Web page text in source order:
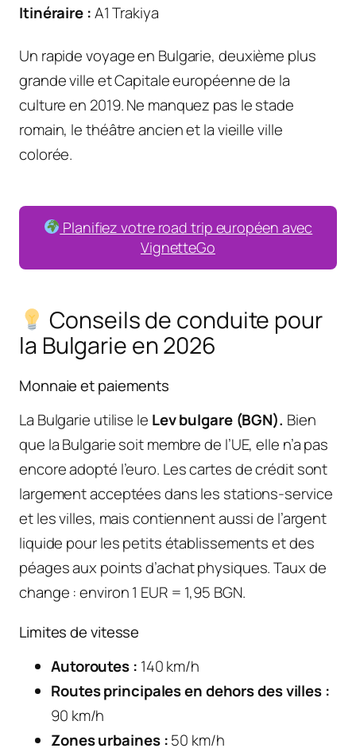
Itinéraire :A1 Trakiya
Un rapide voyage en Bulgarie, deuxième plus
grande ville et Capitale européenne de la
culture en 2019. Ne manquez pas le stade
romain, le théâtre ancien et la vieille ville
colorée.
Planifiez votre road trip européen avec
VignetteGo
Conseils de conduite pour
la Bulgarie en 2026
Monnaie et paiements
La Bulgarie utilise le Lev bulgare (BGN). Bien
que la Bulgarie soit membre de l’UE, elle n’a pas
encore adopté l’euro. Les cartes de crédit sont
largement acceptées dans les stations-service
et les villes, mais contiennent aussi de l’argent
liquide pour les petits établissements et des
péages aux points d’achat physiques. Taux de
change : environ 1 EUR = 1,95 BGN.
Limites de vitesse
Autoroutes : 140 km/h
Routes principales en dehors des villes :
90 km/h
Zones urbaines :50 km/h